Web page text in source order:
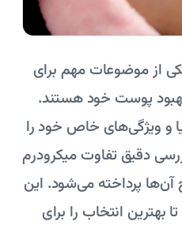
از موضوعات مهم برای
پوست خود هستند.
و ویژگی‌های خاص خود را
دقیق تفاوت میکرودرم
آن‌ها پرداخته می‌شود. این
انتخاب را برای